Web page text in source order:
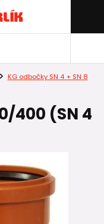
KG odbočky SN 4 + SN 8
400 (SN 4